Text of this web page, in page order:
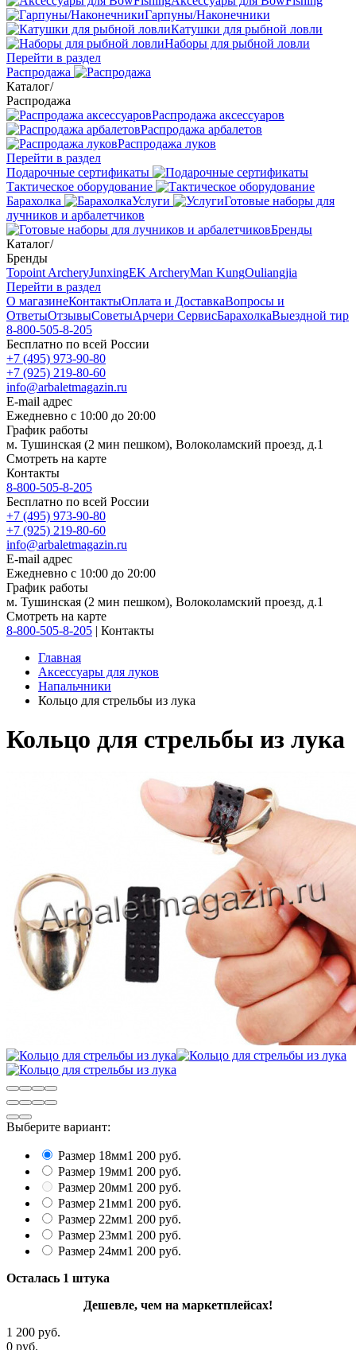
Гарпуны/Наконечники
Катушки для рыбной ловли
Наборы для рыбной ловли
Перейти в раздел
Распродажа
Каталог/
Распродажа
Распродажа аксессуаров
Распродажа арбалетов
Распродажа луков
Перейти в раздел
Подарочные сертификаты
Тактическое оборудование
Барахолка
Услуги
Готовые наборы для
лучников и арбалетчиков
Бренды
Каталог/
Бренды
Topoint ArcheryJunxingEK ArcheryMan KungOuliangjia
Перейти в раздел
О магазинеКонтактыОплата и ДоставкаВопросы и
ОтветыОтзывыСоветыАрчери СервисБарахолкаВыездной тир
8-800-505-8-205
Бесплатно по всей России
+7 (495) 973-90-80
+7 (925) 219-80-60
info@arbaletmagazin.ru
E-mail адрес
Ежедневно с 10:00 до 20:00
График работы
м. Тушинская (2 мин пешком), Волоколамский проезд, д.1
Смотреть на карте
Контакты
8-800-505-8-205
Бесплатно по всей России
+7 (495) 973-90-80
+7 (925) 219-80-60
info@arbaletmagazin.ru
E-mail адрес
Ежедневно с 10:00 до 20:00
График работы
м. Тушинская (2 мин пешком), Волоколамский проезд, д.1
Смотреть на карте
8-800-505-8-205 | Контакты
Главная
Аксессуары для луков
Напальчники
Кольцо для стрельбы из лука
Кольцо для стрельбы из лука
Выберите вариант:
Размер 18мм1 200 руб.
Размер 19мм1 200 руб.
Размер 20мм1 200 руб.
Размер 21мм1 200 руб.
Размер 22мм1 200 руб.
Размер 23мм1 200 руб.
Размер 24мм1 200 руб.
Осталась 1 штука
Дешевле, чем на маркетплейсах!
1 200 руб.
0 руб.